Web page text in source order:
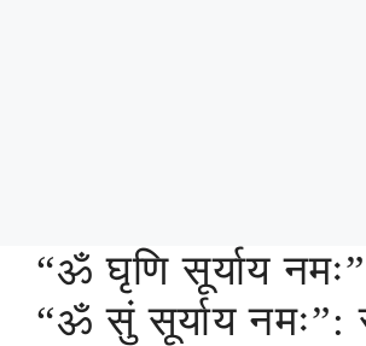
“ॐ घृणि सूर्याय
“ॐ सुं सूर्याय नमः”: